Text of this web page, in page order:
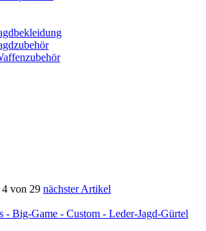
von 29 nächster Artikel